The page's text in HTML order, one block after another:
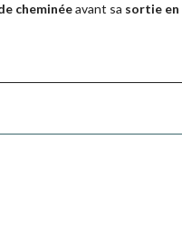
cheminéeavant sa sortie